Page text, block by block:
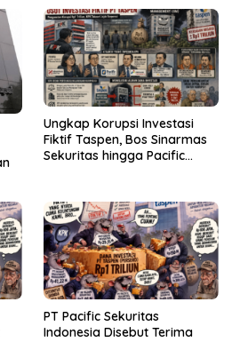
Ungkap Korupsi Investasi
Fiktif Taspen, Bos Sinarmas
Sekuritas hingga Pacific
PT Pacific Sekuritas
Indonesia Disebut Terima